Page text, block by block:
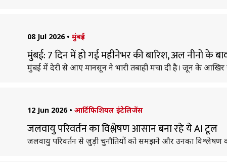
08 Jul 2026 • मुंबई
मुंबई: 7 दिन में हो गई महीनेभर की बारिश, अल नीनो के
मुंबई में देरी से आए मानसून ने भारी तबाही मचा दी है। जून के आखिर
12 Jun 2026 • आर्टिफिशियल इंटेलिजेंस
जलवायु परिवर्तन का विश्लेषण आसान बना रहे ये AI टूल
जलवायु परिवर्तन से जुड़ी चुनौतियों को समझने और उनका